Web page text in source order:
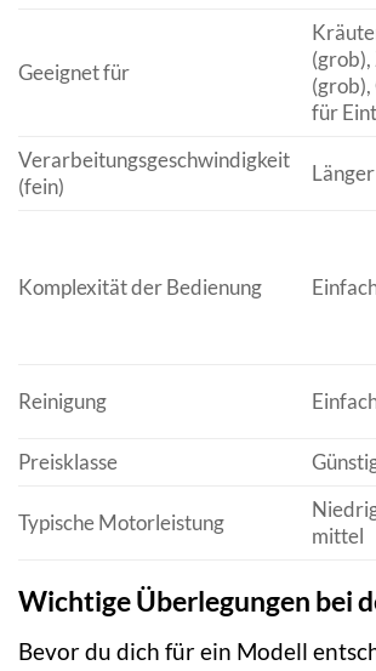
Geeignet für
(grob),
für
Verarbeitungsgeschwindigkeit
(fein)
Länger
Komplexität der Bedienung
Reinigung
Preisklasse
Typische Motorleistung
mittel
Wichtige Überlegungen bei
Bevor du dich für ein Modell